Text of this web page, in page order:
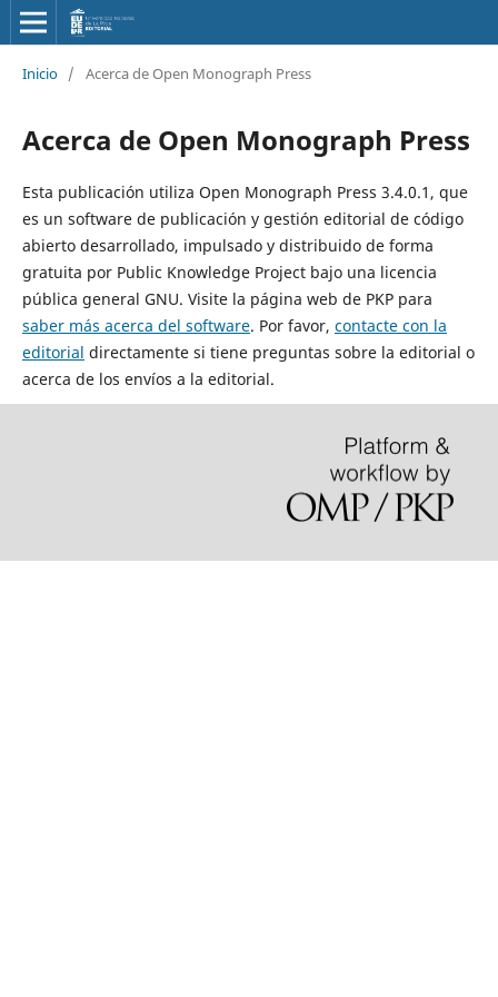
Inicio / Acerca de Open Monograph Press
Acerca de Open Monograph Press
Esta publicación utiliza Open Monograph Press 3.4.0.1, que
es un software de publicación y gestión editorial de código
abierto desarrollado, impulsado y distribuido de forma
gratuita por Public Knowledge Project bajo una licencia
pública general GNU. Visite la página web de PKP para
saber más acerca del software. Por favor, contacte con la
editorial directamente si tiene preguntas sobre la editorial o
acerca de los envíos a la editorial.